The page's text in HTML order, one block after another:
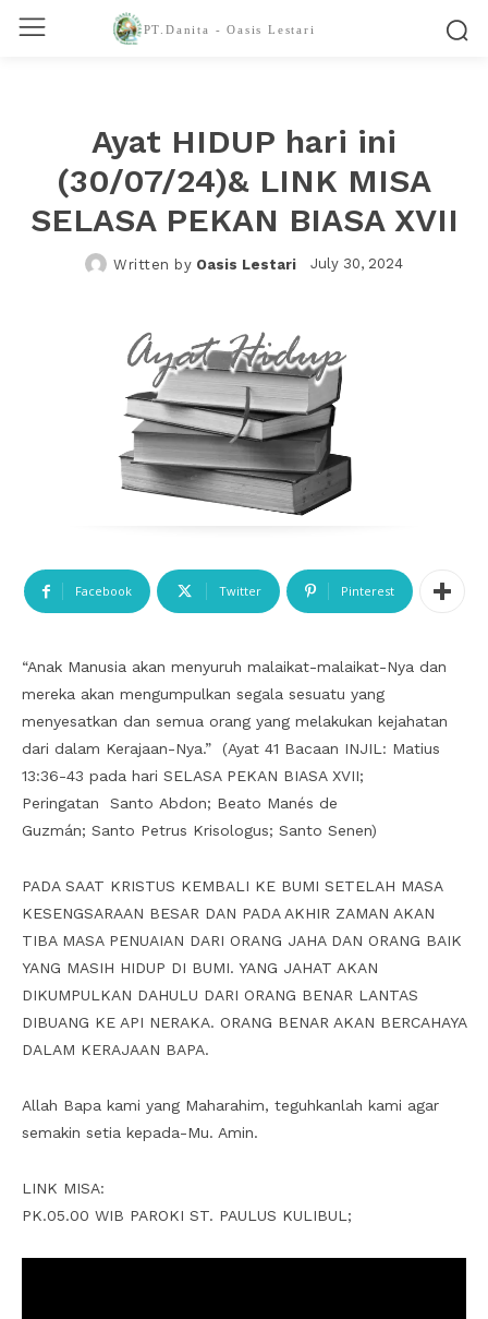
PT.Danita - Oasis Lestari
Ayat HIDUP hari ini
(30/07/24)& LINK MISA
SELASA PEKAN BIASA XVII
Written by Oasis Lestari July 30, 2024
Facebook Twitter Pinterest
“Anak Manusia akan menyuruh malaikat-malaikat-Nya dan
mereka akan mengumpulkan segala sesuatu yang
menyesatkan dan semua orang yang melakukan kejahatan
dari dalam Kerajaan-Nya.” (Ayat 41 Bacaan INJIL: Matius
13:36-43 pada hari SELASA PEKAN BIASA XVII;
Peringatan Santo Abdon; Beato Manés de
Guzmán; Santo Petrus Krisologus; Santo Senen)
PADA SAAT KRISTUS KEMBALI KE BUMI SETELAH MASA
KESENGSARAAN BESAR DAN PADA AKHIR ZAMAN AKAN
TIBA MASA PENUAIAN DARI ORANG JAHA DAN ORANG BAIK
YANG MASIH HIDUP DI BUMI. YANG JAHAT AKAN
DIKUMPULKAN DAHULU DARI ORANG BENAR LANTAS
DIBUANG KE API NERAKA. ORANG BENAR AKAN BERCAHAYA
DALAM KERAJAAN BAPA.
Allah Bapa kami yang Maharahim, teguhkanlah kami agar
semakin setia kepada-Mu. Amin.
LINK MISA:
PK.05.00 WIB PAROKI ST. PAULUS KULIBUL;